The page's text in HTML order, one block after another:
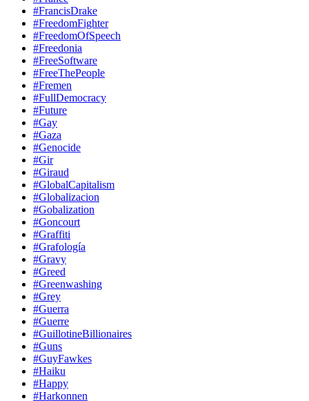
#FrancisDrake
#FreedomFighter
#FreedomOfSpeech
#Freedonia
#FreeSoftware
#FreeThePeople
#Fremen
#FullDemocracy
#Future
#Gay
#Gaza
#Genocide
#Gir
#Giraud
#GlobalCapitalism
#Globalizacion
#Gobalization
#Goncourt
#Graffiti
#Grafología
#Gravy
#Greed
#Greenwashing
#Grey
#Guerra
#Guerre
#GuillotineBillionaires
#Guns
#GuyFawkes
#Haiku
#Happy
#Harkonnen